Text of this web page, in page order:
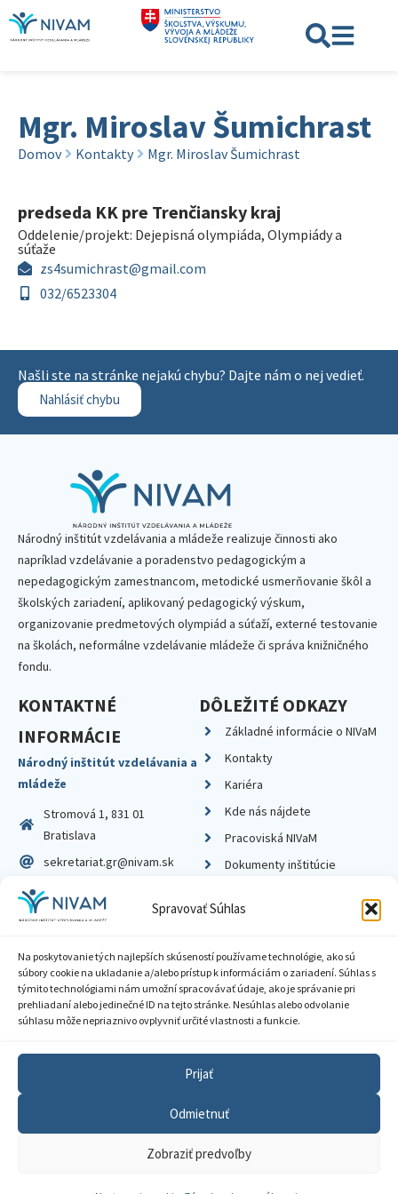
Spravovať Súhlas
Na poskytovanie tých najlepších skúseností používame technológie, ako sú
súbory cookie na ukladanie a/alebo prístup k informáciám o zariadení. Súhlas s
týmito technológiami nám umožní spracovávať údaje, ako je správanie pri
prehliadaní alebo jedinečné ID na tejto stránke. Nesúhlas alebo odvolanie
súhlasu môže nepriaznivo ovplyvniť určité vlastnosti a funkcie.
Prijať
Odmietnuť
Zobraziť predvoľby
Mgr. Miroslav Šumichrast
Domov Kontakty Mgr. Miroslav Šumichrast
predseda KK pre Trenčiansky kraj
Oddelenie/projekt: Dejepisná olympiáda, Olympiády a
súťaže
zs4sumichrast@gmail.com
032/6523304
Našli ste na stránke nejakú chybu? Dajte nám o nej vedieť.
Nahlásiť chybu
Národný inštitút vzdelávania a mládeže realizuje činnosti ako
napríklad vzdelávanie a poradenstvo pedagogickým a
nepedagogickým zamestnancom, metodické usmerňovanie škôl a
školských zariadení, aplikovaný pedagogický výskum,
organizovanie predmetových olympiád a súťaží, externé testovanie
na školách, neformálne vzdelávanie mládeže či správa knižničného
fondu.
KONTAKTNÉ
INFORMÁCIE
Národný inštitút vzdelávania a
mládeže
Stromová 1, 831 01
Bratislava
sekretariat.gr@nivam.sk
IČO: 00164348
DIČ: 2020798714
DÔLEŽITÉ ODKAZY
Základné informácie o NIVaM
Kontakty
Kariéra
Kde nás nájdete
Pracoviská NIVaM
Dokumenty inštitúcie
Zásady ochrany súkromia
Sprístupnenie informácií
GDPR